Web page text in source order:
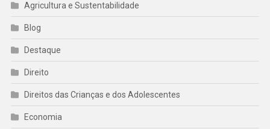
Agricultura e Sustentabilidade
Blog
Destaque
Direito
Direitos das Crianças e dos Adolescentes
Economia